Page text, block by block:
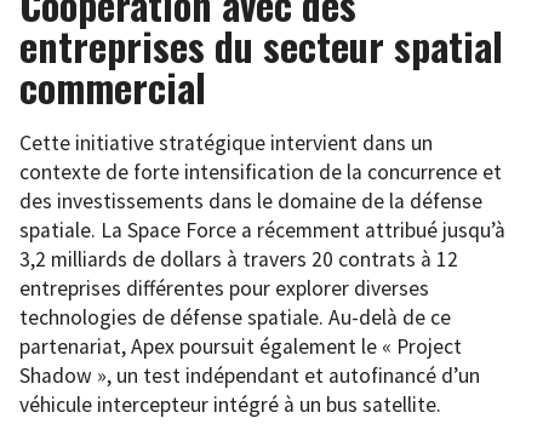
entreprises du secteur spatial
commercial
Cette initiative stratégique intervient dans un
contexte de forte intensification de la concurrence et
des investissements dans le domaine de la défense
spatiale. La Space Force a récemment attribué jusqu’à
3,2 milliards de dollars à travers 20 contrats à 12
entreprises différentes pour explorer diverses
technologies de défense spatiale. Au-delà de ce
partenariat, Apex poursuit également le « Project
Shadow », un test indépendant et autofinancé d’un
véhicule intercepteur intégré à un bus satellite.